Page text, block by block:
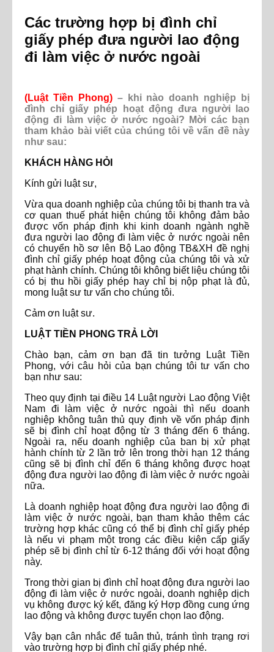
Các trường hợp bị đình chỉ
giấy phép đưa người lao động
đi làm việc ở nước ngoài
(Luật Tiền Phong) –
khi nào doanh nghiệp bị
đình chỉ giấy phép hoạt động đưa người lao
động đi làm việc ở nước ngoài? Mời các bạn
tham khảo bài viết của chúng tôi về vấn đề này
như sau:
KHÁCH HÀNG HỎI
Kính gửi luật sư,
Vừa qua doanh nghiệp của chúng tôi bị thanh tra và
cơ quan thuế phát hiện chúng tôi không đảm bảo
được vốn pháp định khi kinh doanh ngành nghề
đưa người lao động đi làm việc ở nước ngoài nên
có chuyển hồ sơ lên Bộ Lao động TB&XH đề nghị
đình chỉ giấy phép hoạt động của chúng tôi và xử
phạt hành chính. Chúng tôi không biết liệu chúng tôi
có bị thu hồi giấy phép hay chỉ bị nộp phạt là đủ,
mong luật sư tư vấn cho chúng tôi.
Cảm ơn luật sư.
LUẬT TIỀN PHONG TRẢ LỜI
Chào bạn, cảm ơn bạn đã tin tưởng Luật Tiền
Phong, với câu hỏi của bạn chúng tôi tư vấn cho
bạn như sau:
Theo quy định tại điều 14 Luật người Lao động Việt
Nam đi làm việc ở nước ngoài thì nếu doanh
nghiệp không tuân thủ quy định về vốn pháp định
sẽ bị đình chỉ hoạt động từ 3 tháng đến 6 tháng.
Ngoài ra, nếu doanh nghiệp của ban bị xử phạt
hành chính từ 2 lần trở lên trong thời hạn 12 tháng
cũng sẽ bị đình chỉ đến 6 tháng không được hoạt
động đưa người lao động đi làm việc ở nước ngoài
nữa.
Là doanh nghiệp hoạt động đưa người lao động đi
làm việc ở nước ngoài, bạn tham khảo thêm các
trường hợp khác cũng có thể bị đình chỉ giấy phép
là nếu vi phạm một trong các điều kiện cấp giấy
phép sẽ bị đình chỉ từ 6-12 tháng đối với hoạt động
này.
Trong thời gian bị đình chỉ hoạt động đưa người lao
động đi làm việc ở nước ngoài, doanh nghiệp dịch
vụ không được ký kết, đăng ký Hợp đồng cung ứng
lao động và không được tuyển chọn lao động.
Vậy bạn cân nhắc để tuân thủ, tránh tình trạng rơi
vào trường hợp bị đình chỉ giấy phép nhé.